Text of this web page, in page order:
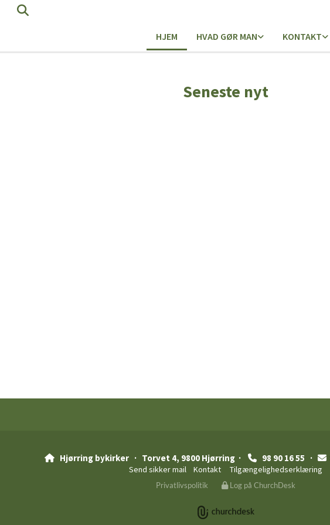
HJEM HVAD GØR MAN KONTAKT
Seneste nyt
 Hjørring bykirker · Torvet 4, 9800 Hjørring ·  98 90 16 55 · 
Send sikker mail Kontakt Tilgængelighedserklæring
Privatlivspolitik Log på ChurchDesk